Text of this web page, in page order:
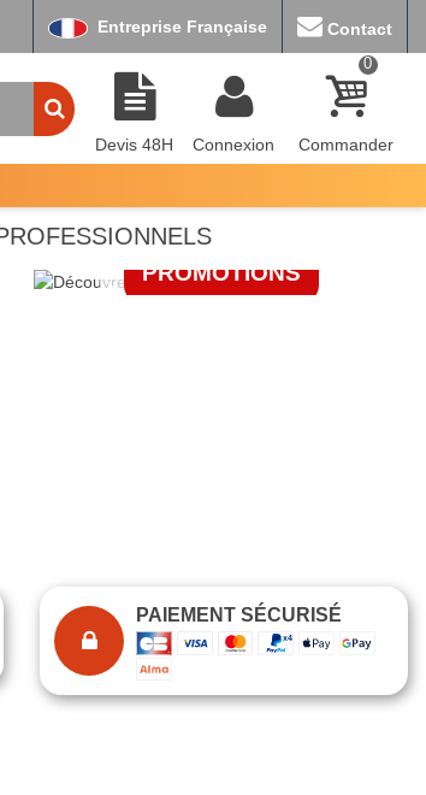
Entreprise Française Contact
Devis 48H Connexion
0
Commander
GUITTET
PROMOTIONS
PAIEMENT SÉCURISÉ